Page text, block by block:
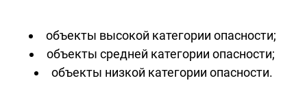
объекты высокой категории опасности;
объекты средней категории опасности;
объекты низкой категории опасности.